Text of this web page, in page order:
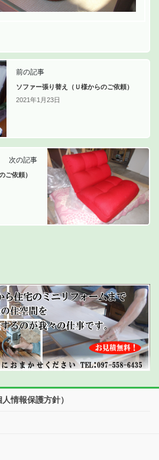
前の記事
ソファー張り替え（Ｕ様からのご依頼）
2021年1月23日
次の記事
ご依頼）
情報保護方針）